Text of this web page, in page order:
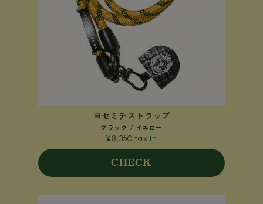
ヨセミテストラップ
ブラック / イエロー
¥8,360 tax in
CHECK